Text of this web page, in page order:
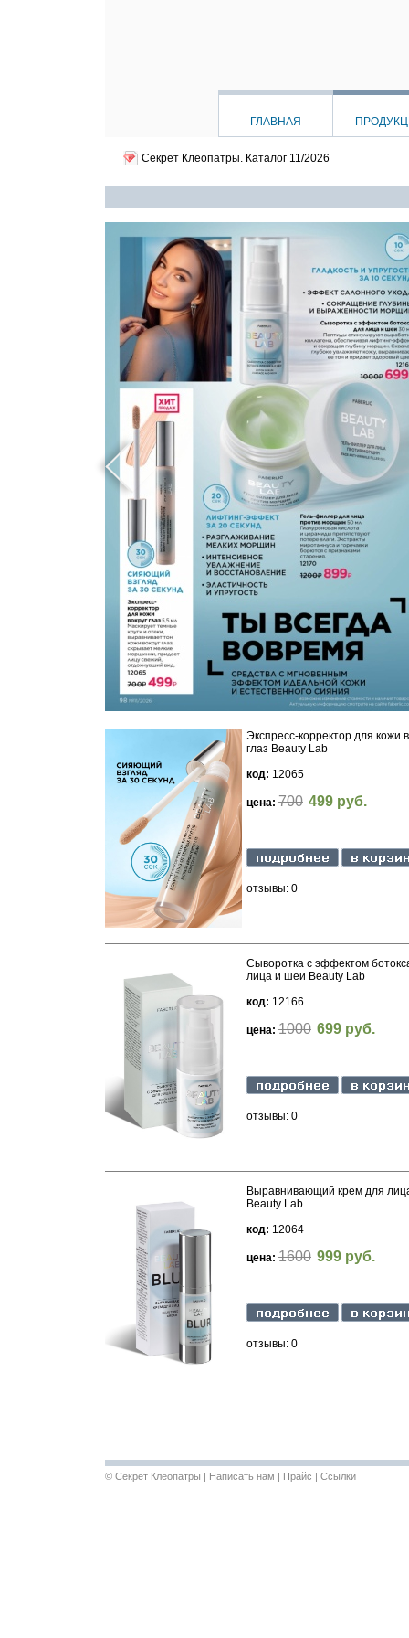
ГЛАВНАЯ
Секрет Клеопатры. Каталог 11/2026
Экспресс-корректор для кожи
глаз Beauty Lab
код: 12065
цена: 700 499 руб.
отзывы: 0
Сыворотка с эффектом
лица и шеи Beauty Lab
код: 12166
цена: 1000 699 руб.
отзывы: 0
Выравнивающий крем для
Beauty Lab
код: 12064
цена: 1600 999 руб.
отзывы: 0
© Секрет Клеопатры Написать нам Прайс Ссылки